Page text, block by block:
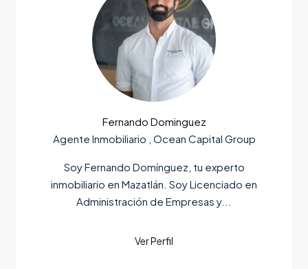
Fernando Dominguez
Agente Inmobiliario , Ocean Capital Group
Soy Fernando Domínguez, tu experto
inmobiliario en Mazatlán. Soy Licenciado en
Administración de Empresas y...